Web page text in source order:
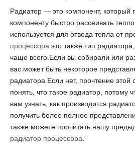
Радиатор — это компонент, который
компоненту быстро рассеивать
используется для отвода тепла от
процессора это также тип
чаще всего.Если вы собирали или
вас может быть некоторое
радиатора.Если нет, прочтение этой
понять, что такое радиатор, потому
вам узнать, как производится
получить более полное
также можете прочитать нашу
радиатор процессора.'